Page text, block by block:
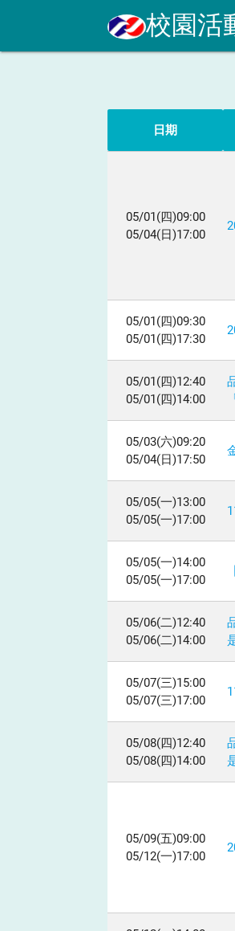
校園活
日期
05/01(四)09:00
05/04(日)17:00
05/01(四)09:30
05/01(四)17:30
05/01(四)12:40
05/01(四)14:00
05/03(六)09:20
05/04(日)17:50
05/05(一)13:00
05/05(一)17:00
05/05(一)14:00
05/05(一)17:00
05/06(二)12:40
05/06(二)14:00
05/07(三)15:00
05/07(三)17:00
05/08(四)12:40
05/08(四)14:00
05/09(五)09:00
05/12(一)17:00